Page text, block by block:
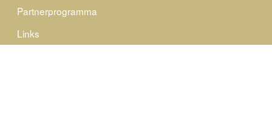
Partnerprogramma
Links